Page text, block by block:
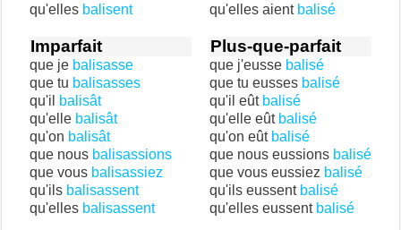
qu'elles balisent
qu'elles aient balisé
Imparfait
que je balisasse
que tu balisasses
qu'il
balisât
qu'elle balisât
qu'on balisât
que nous balisassions
que vous balisassiez
qu'ils balisassent
qu'elles balisassent
Plus-que-parfait
que j'eusse balisé
que tu eusses balisé
qu'il eût balisé
qu'elle eût balisé
qu'on eût balisé
que nous eussions balisé
que vous eussiez balisé
qu'ils eussent balisé
qu'elles eussent balisé